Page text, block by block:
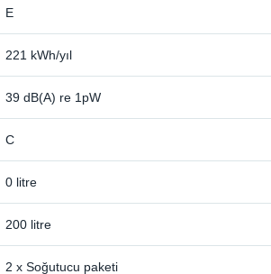
E
221 kWh/yıl
39 dB(A) re 1pW
C
0 litre
200 litre
2 x Soğutucu paketi